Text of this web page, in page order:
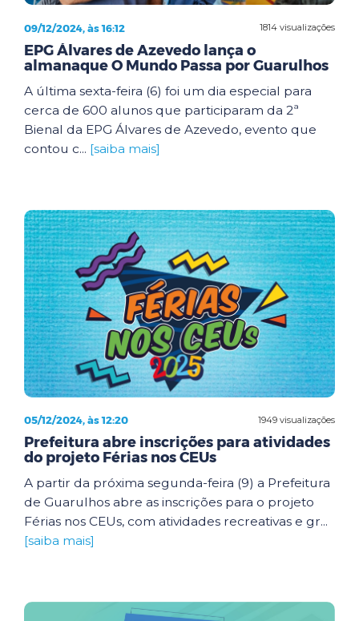
1814 visualizações
09/12/2024, às 16:12
EPG Álvares de Azevedo lança o
almanaque O Mundo Passa por Guarulhos
A última sexta-feira (6) foi um dia especial para
cerca de 600 alunos que participaram da 2ª
Bienal da EPG Álvares de Azevedo, evento que
contou c... [saiba mais]
1949 visualizações
05/12/2024, às 12:20
Prefeitura abre inscrições para atividades
do projeto Férias nos CEUs
A partir da próxima segunda-feira (9) a Prefeitura
de Guarulhos abre as inscrições para o projeto
Férias nos CEUs, com atividades recreativas e gr...
[saiba mais]